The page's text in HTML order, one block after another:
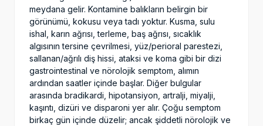
meydana gelir. Kontamine balıkların belirgin bir
görünümü, kokusu veya tadı yoktur. Kusma, sulu
ishal, karın ağrısı, terleme, baş ağrısı, sıcaklık
algısının tersine çevrilmesi, yüz/perioral parestezi,
sallanan/ağrılı diş hissi, ataksi ve koma gibi bir dizi
gastrointestinal ve nörolojik semptom, alımın
ardından saatler içinde başlar. Diğer bulgular
arasında bradikardi, hipotansiyon, artralji, miyalji,
kaşıntı, dizüri ve disparoni yer alır. Çoğu semptom
birkaç gün içinde düzelir; ancak şiddetli nörolojik ve